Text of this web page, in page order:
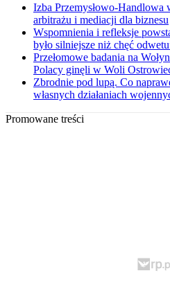
Izba Przemysłowo-Handlowa
arbitrażu i mediacji dla biznesu
Wspomnienia i refleksje
było silniejsze niż chęć
Przełomowe badania na
Polacy ginęli w Woli
Zbrodnie pod lupą. Co
własnych działaniach
Promowane treści